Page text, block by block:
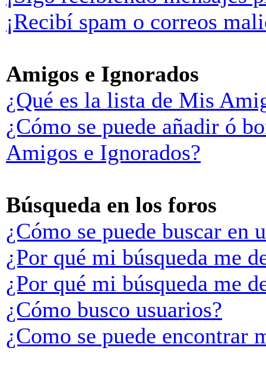
¡Recibí spam o correos
Amigos e Ignorados
¿Qué es la lista de Mis
¿Cómo se puede añadir ó
Amigos e Ignorados?
Búsqueda en los foros
¿Cómo se puede buscar en
¿Por qué mi búsqueda me
¿Por qué mi búsqueda me
¿Cómo busco usuarios?
¿Como se puede encontrar